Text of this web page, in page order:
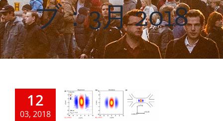
ブ：3月 2018
12
03, 2018
helix